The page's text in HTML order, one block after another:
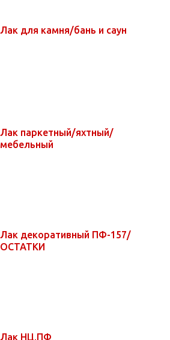
Лак для камня/бань и саун
Лак паркетный/яхтный/
мебельный
Лак декоративный ПФ-157/
ОСТАТКИ
Лак НЦ,ПФ